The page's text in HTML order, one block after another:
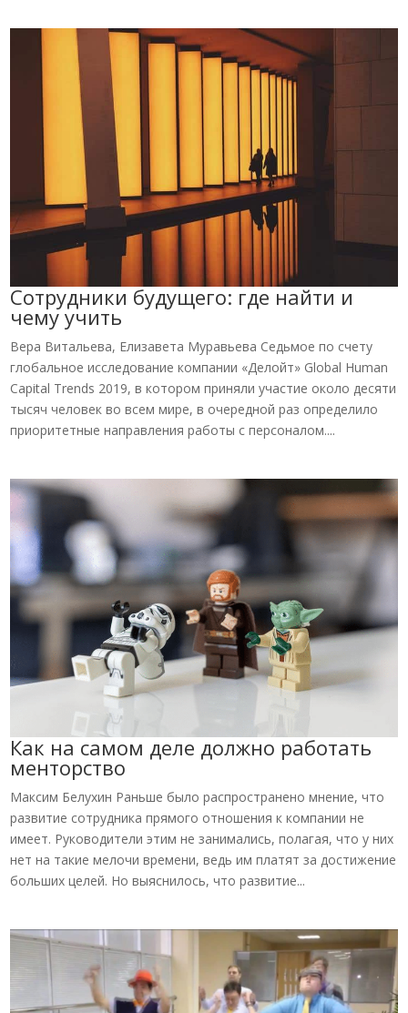
Сотрудники будущего: где найти и
чему учить
Вера Витальева, Елизавета Муравьева Седьмое по счету
глобальное исследование компании «Делойт» Global Human
Capital Trends 2019, в котором приняли участие около десяти
тысяч человек во всем мире, в очередной раз определило
приоритетные направления работы с персоналом....
Как на самом деле должно работать
менторство
Максим Белухин Раньше было распространено мнение, что
развитие сотрудника прямого отношения к компании не
имеет. Руководители этим не занимались, полагая, что у них
нет на такие мелочи времени, ведь им платят за достижение
больших целей. Но выяснилось, что развитие...